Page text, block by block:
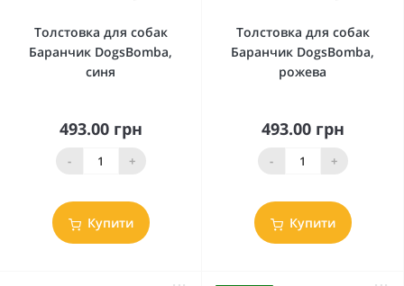
Толстовка для собак
Баранчик DogsBomba,
синя
493.00 грн
- +
Купити
Толстовка для собак
Баранчик DogsBomba,
рожева
493.00 грн
- +
Купити